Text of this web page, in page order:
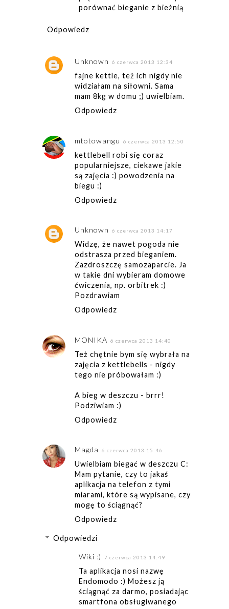
porównać bieganie z bieżnią
Odpowiedz
Unknown 6 czerwca 2013 12:34
fajne kettle, też ich nigdy nie
widziałam na siłowni. Sama
mam 8kg w domu ;) uwielbiam.
Odpowiedz
mtotowangu 6 czerwca 2013 12:50
kettlebell robi się coraz
popularniejsze, ciekawe jakie
są zajęcia :) powodzenia na
biegu :)
Odpowiedz
Unknown 6 czerwca 2013 14:17
Widzę, że nawet pogoda nie
odstrasza przed bieganiem.
Zazdroszczę samozaparcie. Ja
w takie dni wybieram domowe
ćwiczenia, np. orbitrek :)
Pozdrawiam
Odpowiedz
MONIKA 6 czerwca 2013 14:40
Też chętnie bym się wybrała na
zajęcia z kettlebells - nigdy
tego nie próbowałam :)
A bieg w deszczu - brrr!
Podziwiam :)
Odpowiedz
Magda 6 czerwca 2013 15:46
Uwielbiam biegać w deszczu C:
Mam pytanie, czy to jakaś
aplikacja na telefon z tymi
miarami, które są wypisane, czy
mogę to ściągnąć?
Odpowiedz
Odpowiedzi
Wiki :) 7 czerwca 2013 14:49
Ta aplikacja nosi nazwę
Endomodo :) Możesz ją
ściągnąć za darmo, posiadając
smartfona obsługiwanego